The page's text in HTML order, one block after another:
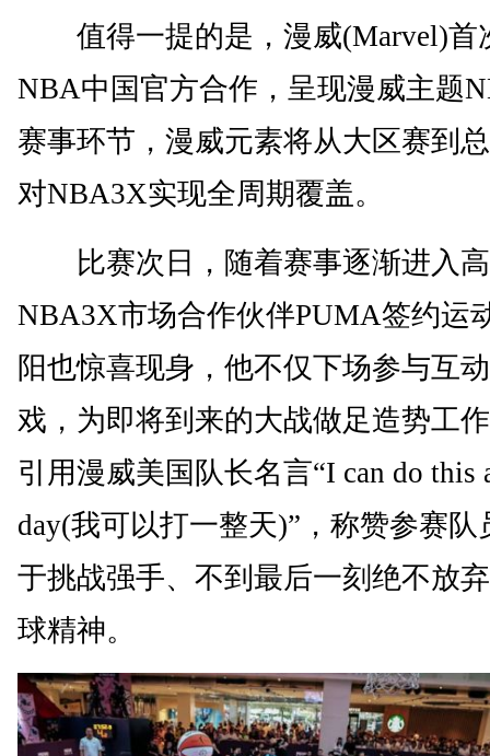
值得一提的是，漫威(Marvel)首
NBA中国官方合作，呈现漫威主题
赛事环节，漫威元素将从大区赛到
对NBA3X实现全周期覆盖。
比赛次日，随着赛事逐渐进入
NBA3X市场合作伙伴PUMA签约运
阳也惊喜现身，他不仅下场参与互
戏，为即将到来的大战做足造势工
引用漫威美国队长名言“I can do this
day(我可以打一整天)”，称赞参赛队
于挑战强手、不到最后一刻绝不放
球精神。